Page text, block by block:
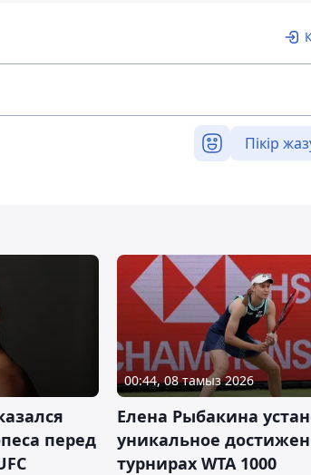
Пікір
перед
00:44, 08 тамыз 2026
Елена Рыбакина
уникальное
турнирах WTA 1000